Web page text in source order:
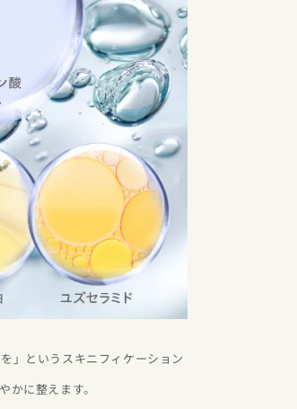
」というスキニフィケーション
かに整えます。